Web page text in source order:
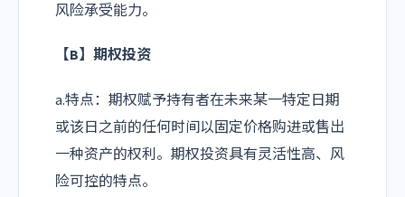
风险承受能力。
【B】期权投资
a.特点：期权赋予持有者在未来某一特定日期
或该日之前的任何时间以固定价格购进或售出
一种资产的权利。期权投资具有灵活性高、风
险可控的特点。